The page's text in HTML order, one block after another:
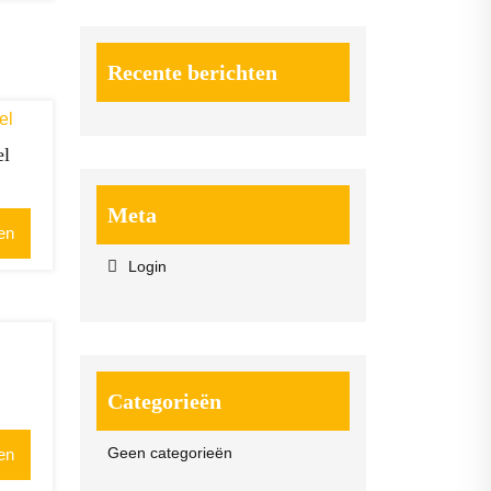
Recente berichten
Meta
Login
Categorieën
Geen categorieën